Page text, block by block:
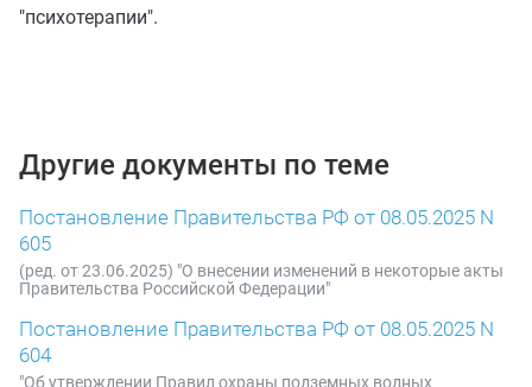
"психотерапии".
Другие документы по теме
Постановление Правительства РФ от 08.05.2025 N
605
(ред. от 23.06.2025) "О внесении изменений в некоторые акты
Правительства Российской Федерации"
Постановление Правительства РФ от 08.05.2025 N
604
"Об утверждении Правил охраны подземных водных